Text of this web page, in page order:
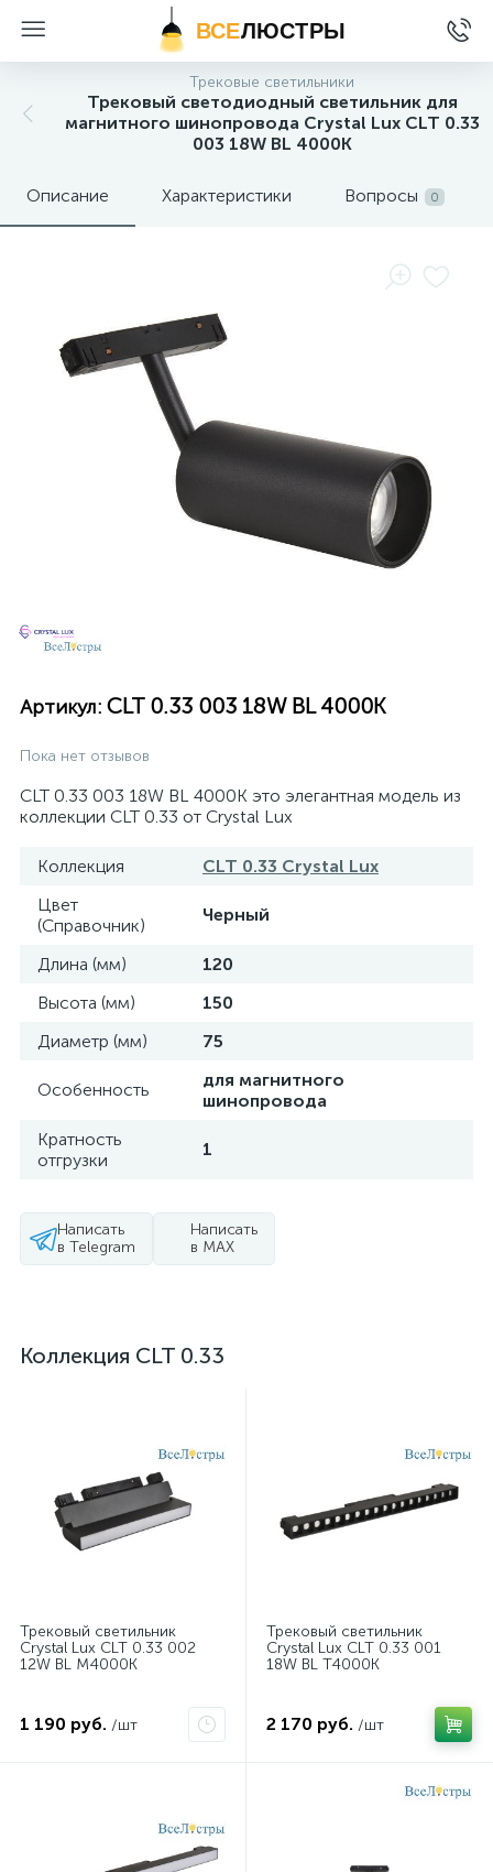
ВСЕЛЮСТРЫ
Трековые светильники
Трековый светодиодный светильник для
магнитного шинопровода Crystal Lux CLT 0.33
003 18W BL 4000K
Описание Характеристики Вопросы 0
Артикул: CLT 0.33 003 18W BL 4000K
Пока нет отзывов
CLT 0.33 003 18W BL 4000K это элегантная модель из
коллекции CLT 0.33 от Crystal Lux
Коллекция
CLT 0.33 Crystal Lux
Цвет
(Справочник)
Черный
Длина (мм)
120
Высота (мм)
150
Диаметр (мм)
75
Особенность
для магнитного
шинопровода
Кратность
отгрузки
1
Написать
в Telegram
Написать
в MAX
Коллекция CLT 0.33
Трековый светильник
Crystal Lux CLT 0.33 002
12W BL M4000K
1 190 руб. /шт
Трековый светильник
Crystal Lux CLT 0.33 001
18W BL T4000K
2 170 руб. /шт